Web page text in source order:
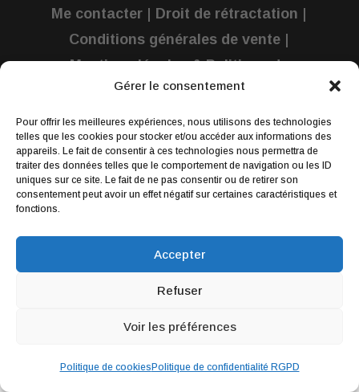
Gérer le consentement
Pour offrir les meilleures expériences, nous utilisons des technologies
telles que les cookies pour stocker et/ou accéder aux informations des
appareils. Le fait de consentir à ces technologies nous permettra de
traiter des données telles que le comportement de navigation ou les ID
uniques sur ce site. Le fait de ne pas consentir ou de retirer son
consentement peut avoir un effet négatif sur certaines caractéristiques et
fonctions.
Accepter
Refuser
Voir les préférences
Politique de cookies Politique de confidentialité RGPD
Me contacter Droit de rétractation
Conditions générales de vente
Mentions légales & Politique de
confidentialité
Webdesign parWildesign© 2019 | Tous
droits réservés : lilimargotton – Annie
Launay